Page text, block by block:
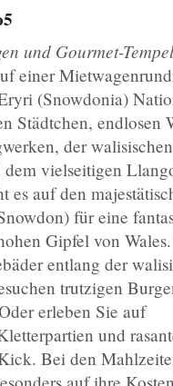
und Gourmet-Tempel
einer
(Snowdonia)
Städtchen, endlosen
der walisischen
dem vielseitigen
es auf den
für eine
Gipfel von
entlang der
trutzigen
erleben Sie auf
und
Bei den